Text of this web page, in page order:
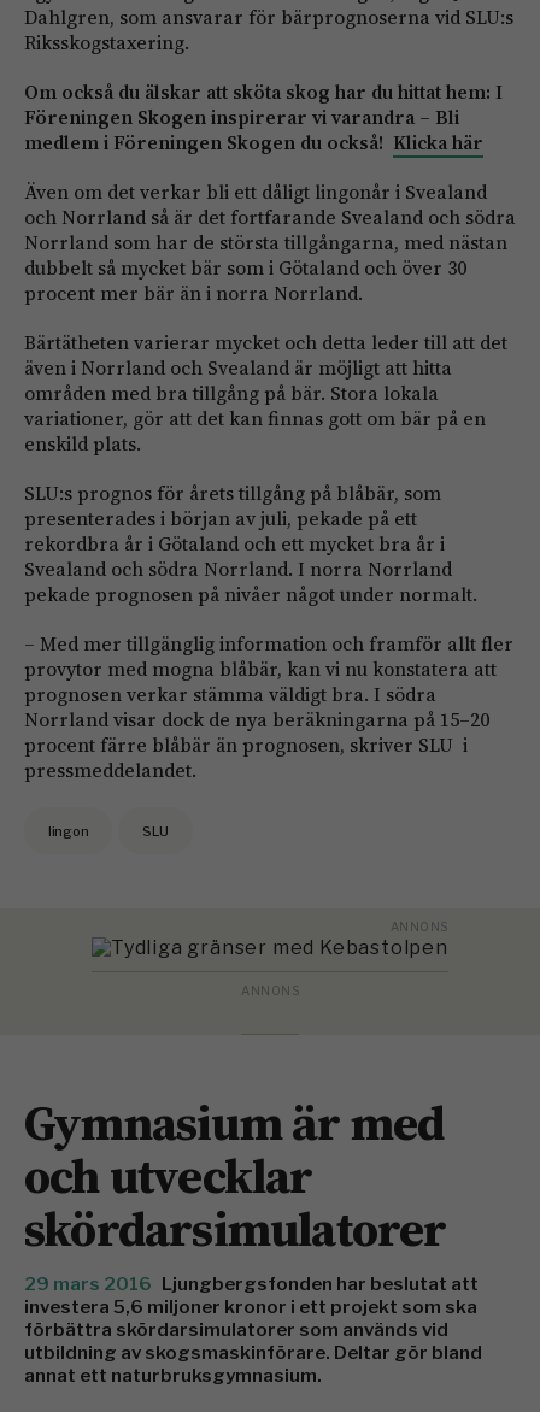
Dahlgren, som ansvarar för bärprognoserna vid SLU:s
Riksskogstaxering.
Om också du älskar att sköta skog har du hittat hem: I
Föreningen Skogen inspirerar vi varandra – Bli
medlem i Föreningen Skogen du också! Klicka här
Även om det verkar bli ett dåligt lingonår i Svealand
och Norrland så är det fortfarande Svealand och södra
Norrland som har de största tillgångarna, med nästan
dubbelt så mycket bär som i Götaland och över 30
procent mer bär än i norra Norrland.
Bärtätheten varierar mycket och detta leder till att det
även i Norrland och Svealand är möjligt att hitta
områden med bra tillgång på bär. Stora lokala
variationer, gör att det kan finnas gott om bär på en
enskild plats.
SLU:s prognos för årets tillgång på blåbär, som
presenterades i början av juli, pekade på ett
rekordbra år i Götaland och ett mycket bra år i
Svealand och södra Norrland. I norra Norrland
pekade prognosen på nivåer något under normalt.
– Med mer tillgänglig information och framför allt fler
provytor med mogna blåbär, kan vi nu konstatera att
prognosen verkar stämma väldigt bra. I södra
Norrland visar dock de nya beräkningarna på 15–20
procent färre blåbär än prognosen, skriver SLU i
pressmeddelandet.
lingon SLU
Gymnasium är med
och utvecklar
skördarsimulatorer
29 mars 2016 Ljungbergsfonden har beslutat att
investera 5,6 miljoner kronor i ett projekt som ska
förbättra skördarsimulatorer som används vid
utbildning av skogsmaskinförare. Deltar gör bland
annat ett naturbruksgymnasium.